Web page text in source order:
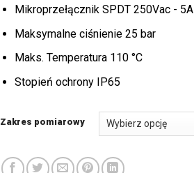
Mikroprzełącznik SPDT 250Vac - 5A
Maksymalne ciśnienie 25 bar
Maks. Temperatura 110 °C
Stopień ochrony IP65
Zakres pomiarowy